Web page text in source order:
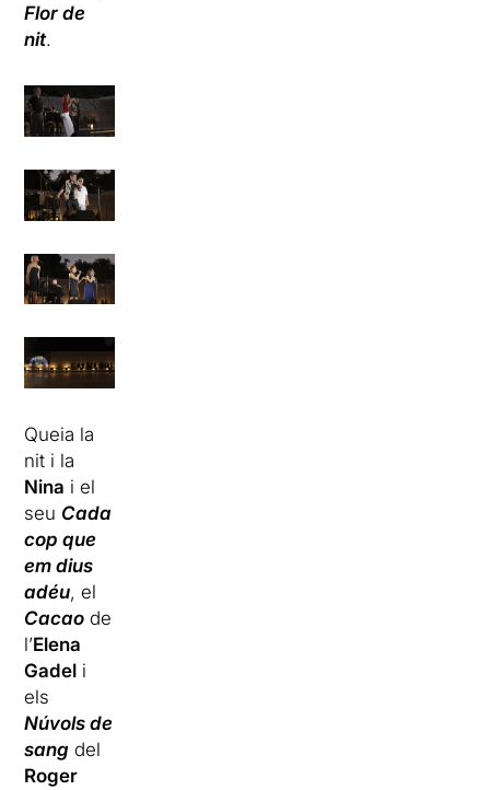
Flor de
nit.
Queia la
nit i la
Nina i el
seu Cada
cop que
em dius
adéu, el
Cacao de
l’Elena
Gadel i
els
Núvols de
sang del
Roger